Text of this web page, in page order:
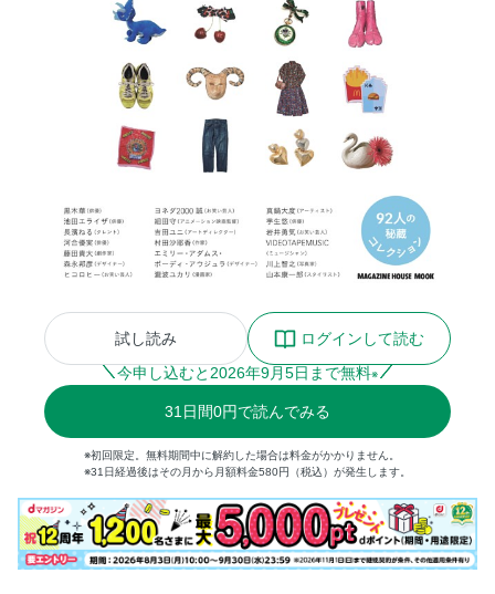
試し読み
ログインして読む
今申し込むと 2026年9月5日まで無料※
31 日間0円で読んでみる
※初回限定。無料期間中に解約した場合は料金がかかりません。
※31日経過後はその月から月額料金580円（税込）が発生します。